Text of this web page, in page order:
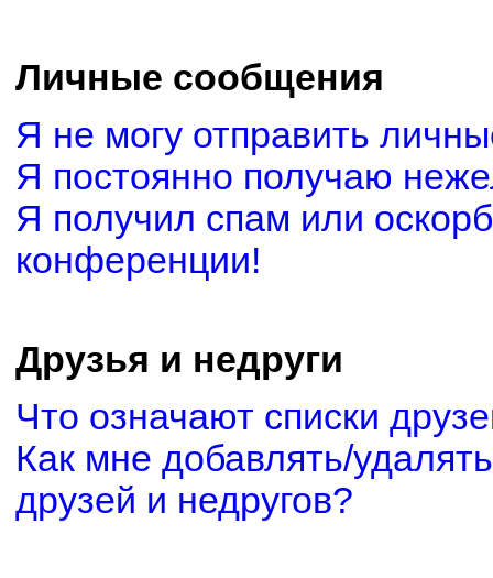
Личные сообщения
Я не могу отправить
Я постоянно получаю
Я получил спам или
конференции!
Друзья и недруги
Что означают списки
Как мне добавлять/
друзей и недругов?